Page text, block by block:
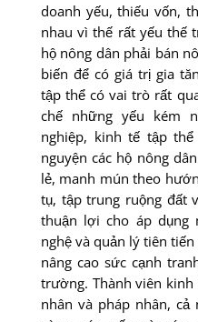
doanh yếu, thiếu vốn,
nhau vì thế rất yếu thế
hộ nông dân phải bán
biến để có giá trị gia
tập thể có vai trò rất
chế những yếu kém
nghiệp, kinh tế tập
nguyện các hộ nông
lẻ, manh mún theo
tụ, tập trung ruộng đất
thuận lợi cho áp dụng
nghệ và quản lý tiên
nâng cao sức cạnh
trường. Thành viên kinh
nhân và pháp nhân,